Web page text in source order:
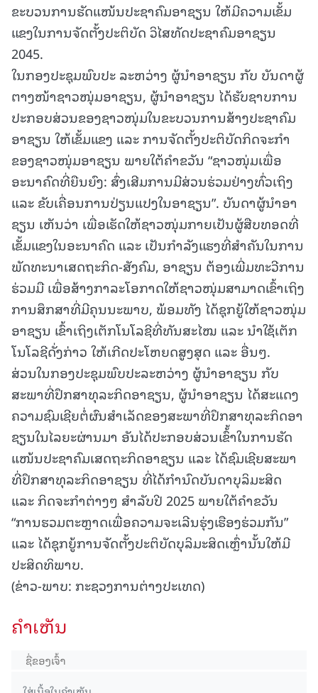
ຂະບວນການຮັດແໜ້ນປະຊາຄົມອາຊຽນ ໃຫ້ມີຄວາມເຂັ້ມ
ແຂງໃນການຈັດຕັ້ງປະຕິບັດ ວິໄສທັດປະຊາຄົມອາຊຽນ
2045.
ໃນກອງປະຊຸມພົບປະ ລະຫວ່າງ ຜູ້ນໍາອາຊຽນ ກັບ ບັນດາຜູ້
ຕາງໜ້າຊາວໜຸ່ມອາຊຽນ, ຜູ້ນໍາອາຊຽນ ໄດ້ຮັບຊາບການ
ປະກອບສ່ວນຂອງຊາວໜຸ່ມໃນຂະບວນການສ້າງປະຊາຄົມ
ອາຊຽນ ໃຫ້ເຂັ້ມແຂງ ແລະ ການຈັດຕັ້ງປະຕິບັດກິດຈະກຳ
ຂອງຊາວໜຸ່ມອາຊຽນ ພາຍໃຕ້ຄຳຂວັນ “ຊາວໜຸ່ມເພື່ອ
ອະນາຄົດທີ່ຍືນຍົງ: ສົ່ງເສີມການມີສ່ວນຮ່ວມຢ່າງທົ່ວເຖິງ
ແລະ ຂັບເຄື່ອນການປ່ຽນແປງໃນອາຊຽນ”. ບັນດາຜູ້ນໍາອາ
ຊຽນ ເຫັນວ່າ ເພື່ອເຮັດໃຫ້ຊາວໜຸ່ມກາຍເປັນຜູ້ສືບທອດທີ່
ເຂັ້ມແຂງໃນອະນາຄົດ ແລະ ເປັນກໍາລັງແຮງທີ່ສໍາຄັນໃນການ
ພັດທະນາເສດຖະກິດ-ສັງຄົມ, ອາຊຽນ ຕ້ອງເພີ່ມທະວີການ
ຮ່ວມມື ເພື່ອສ້າງກາລະໂອກາດໃຫ້ຊາວໜຸ່ມສາມາດເຂົ້າເຖິງ
ການສຶກສາທີ່ມີຄຸນນະພາບ, ພ້ອມທັງ ໄດ້ຊຸກຍູ້ໃຫ້ຊາວໜຸ່ມ
ອາຊຽນ ເຂົ້າເຖິງເຕັກໂນໂລຊີທີ່ທັນສະໄໝ ແລະ ນໍາໃຊ້ເຕັກ
ໂນໂລຊີດັ່ງກ່າວ ໃຫ້ເກີດປະໂຫຍດສູງສຸດ ແລະ ອື່ນໆ.
ສ່ວນໃນກອງປະຊຸມພົບປະລະຫວ່າງ ຜູ້ນຳອາຊຽນ ກັບ
ສະພາທີ່ປຶກສາທຸລະກິດອາຊຽນ, ຜູ້ນໍາອາຊຽນ ໄດ້ສະແດງ
ຄວາມຊົມເຊີຍຕໍ່ຜົນສໍາເລັດຂອງສະພາທີ່ປຶກສາທຸລະກິດອາ
ຊຽນໃນໄລຍະຜ່ານມາ ອັນໄດ້ປະກອບສ່ວນເຂົ້້າໃນການຮັດ
ແໜ້ນປະຊາຄົມເສດຖະກິດອາຊຽນ ແລະ ໄດ້ຊົມເຊີຍສະພາ
ທີ່ປຶກສາທຸລະກິດອາຊຽນ ທີ່ໄດ້ກຳນົດບັນດາບຸລິມະສິດ
ແລະ ກິດຈະກຳຕ່າງໆ ສຳລັບປີ 2025 ພາຍໃຕ້ຄຳຂວັນ
“ການຮວມຕະຫຼາດເພື່ອຄວາມຈະເລີນຮຸ່ງເຮືອງຮ່ວມກັນ”
ແລະ ໄດ້ຊຸກຍູ້ການຈັດຕັ້ງປະຕິບັດບຸລິມະສິດເຫຼົ່ານັ້ນໃຫ້ມີ
ປະສິດທິພາບ.
(ຂ່າວ-ພາບ: ກະຊວງການຕ່າງປະເທດ)
ຄໍາເຫັນ